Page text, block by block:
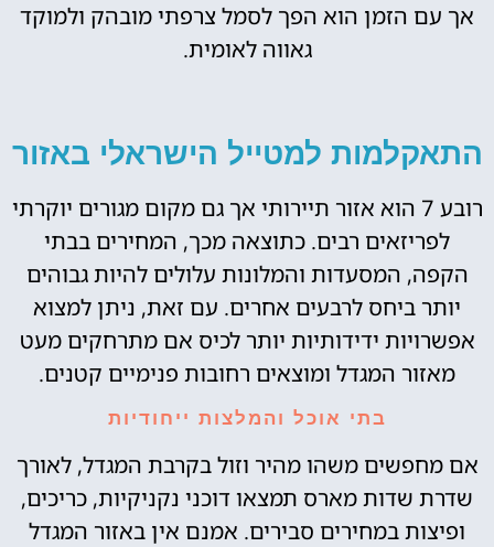
אך עם הזמן הוא הפך לסמל צרפתי מובהק ולמוקד
גאווה לאומית.
התאקלמות למטייל הישראלי באזור
רובע 7 הוא אזור תיירותי אך גם מקום מגורים יוקרתי
לפריזאים רבים. כתוצאה מכך, המחירים בבתי
הקפה, המסעדות והמלונות עלולים להיות גבוהים
יותר ביחס לרבעים אחרים. עם זאת, ניתן למצוא
אפשרויות ידידותיות יותר לכיס אם מתרחקים מעט
מאזור המגדל ומוצאים רחובות פנימיים קטנים.
בתי אוכל והמלצות ייחודיות
אם מחפשים משהו מהיר וזול בקרבת המגדל, לאורך
שדרת שדות מארס תמצאו דוכני נקניקיות, כריכים,
ופיצות במחירים סבירים. אמנם אין באזור המגדל